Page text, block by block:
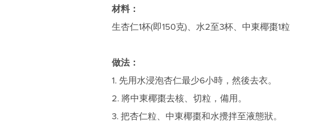
材料：
生杏仁1杯(即150克)、水2至3杯、中東椰棗1粒
做法：
1. 先用水浸泡杏仁最少6小時，然後去衣。
2. 將中東椰棗去核、切粒，備用。
3. 把杏仁粒、中東椰棗和水攪拌至液態狀。